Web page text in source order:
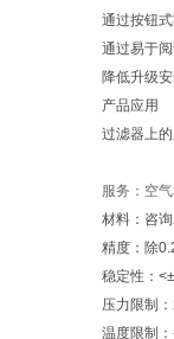
通过按钮
通过易于
降低升级
产品应用
过滤器上
服务：空
材料：咨
精度：除
稳定性：
压力限制
温度限制